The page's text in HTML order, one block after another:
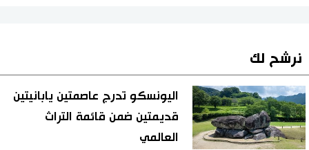
نرشح لك
اليونسكو تدرج عاصمتين يابانيتين
قديمتين ضمن قائمة التراث
العالمي